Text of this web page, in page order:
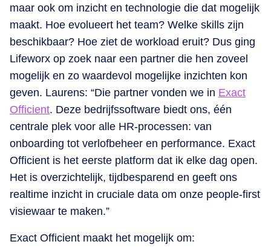
maar ook om inzicht en technologie die dat mogelijk
maakt. Hoe evolueert het team? Welke skills zijn
beschikbaar? Hoe ziet de workload eruit? Dus ging
Lifeworx op zoek naar een partner die hen zoveel
mogelijk en zo waardevol mogelijke inzichten kon
geven. Laurens: “Die partner vonden we in Exact
Officient. Deze bedrijfssoftware biedt ons, één
centrale plek voor alle HR-processen: van
onboarding tot verlofbeheer en performance. Exact
Officient is het eerste platform dat ik elke dag open.
Het is overzichtelijk, tijdbesparend en geeft ons
realtime inzicht in cruciale data om onze people-first
visiewaar te maken.”
Exact Officient maakt het mogelijk om: